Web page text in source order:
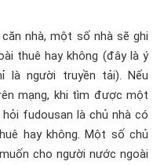
nhà, một số nhà sẽ ghi
thuê hay không (đây là ý
là người truyền tải). Nếu
mạng, khi tìm được một
fudousan là chủ nhà có
hay không. Một số chủ
cho người nước ngoài